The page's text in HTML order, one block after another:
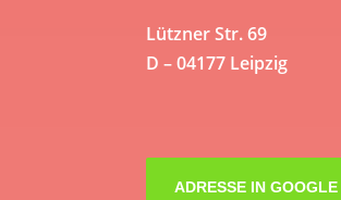
Lützner Str. 69
D – 04177 Leipzig
ADRESSE IN